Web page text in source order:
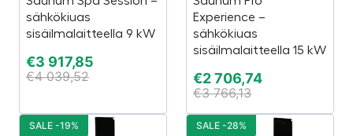
sähkökiuas
sisäilmalaitteella 9 kW
€3 917,85
€4 039,52
Experience –
sähkökiuas
sisäilmalaitteella 15 kW
€2 706,74
€3 766,13
SALE -19% SALE -28%